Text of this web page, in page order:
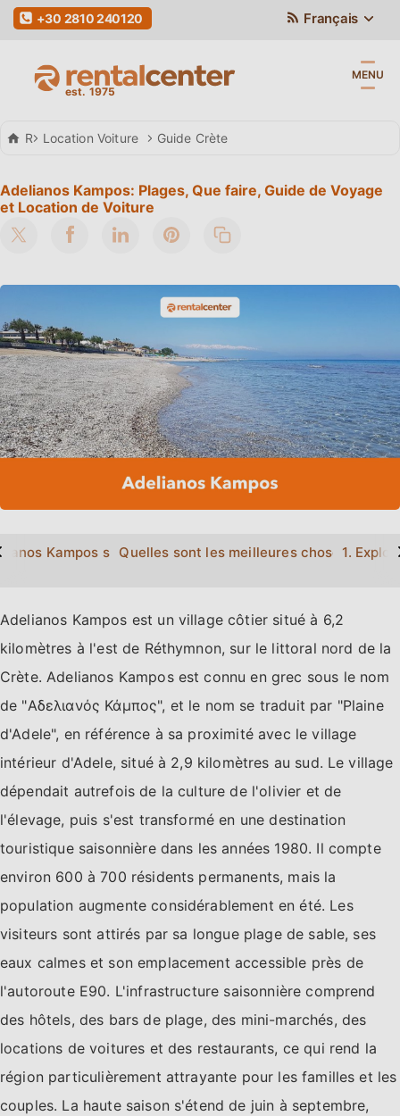
Français
+30 2810 240120
MENU
Rental Center Crete
Location Voiture Guide Crète
Adelianos Kampos: Plages, Que faire, Guide de Voyage
et Location de Voiture
Kampos sur la carte?Quelles sont les meilleures choses à faire
1.
Adelianos Kampos est un village côtier situé à 6,2
kilomètres à l'est de Réthymnon, sur le littoral nord de la
Crète. Adelianos Kampos est connu en grec sous le nom
de "Αδελιανός Κάμπος", et le nom se traduit par "Plaine
d'Adele", en référence à sa proximité avec le village
intérieur d'Adele, situé à 2,9 kilomètres au sud. Le village
dépendait autrefois de la culture de l'olivier et de
l'élevage, puis s'est transformé en une destination
touristique saisonnière dans les années 1980. Il compte
environ 600 à 700 résidents permanents, mais la
population augmente considérablement en été. Les
visiteurs sont attirés par sa longue plage de sable, ses
eaux calmes et son emplacement accessible près de
l'autoroute E90. L'infrastructure saisonnière comprend
des hôtels, des bars de plage, des mini-marchés, des
locations de voitures et des restaurants, ce qui rend la
région particulièrement attrayante pour les familles et les
couples. La haute saison s'étend de juin à septembre,